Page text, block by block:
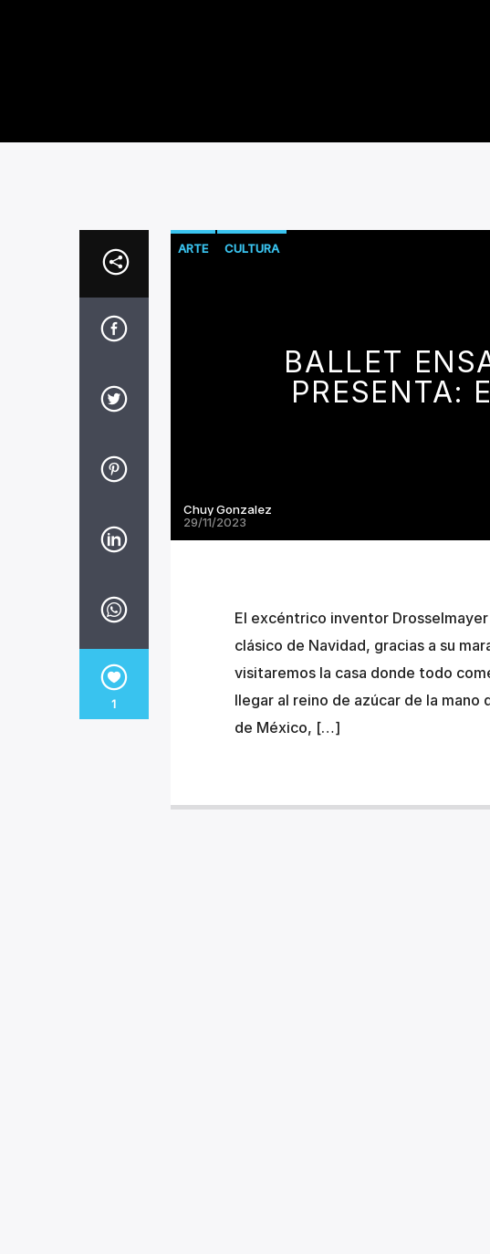
1
ARTE CULTURA
BALLET
PRESENTA:
Chuy Gonzalez
29/11/2023
El excéntrico inventor
clásico de Navidad, gracias a su
visitaremos la casa donde todo
llegar al reino de azúcar de la mano
de México, […]